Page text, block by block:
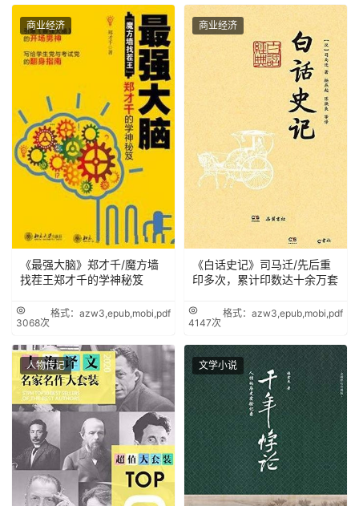
商业经济
《最强大脑》郑才千/魔方墙
找茬王郑才千的学神秘笈
3068次
格式：azw3,epub,mobi,pdf
商业经济
《白话史记》司马迁/先后重
印多次，累计印数达十余万套
4147次
格式：azw3,epub,mobi,pdf
人物传记 文学小说